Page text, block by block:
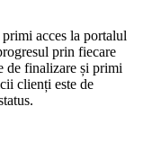
acces la portalul
prin fiecare
de finalizare și primi
clienți este de